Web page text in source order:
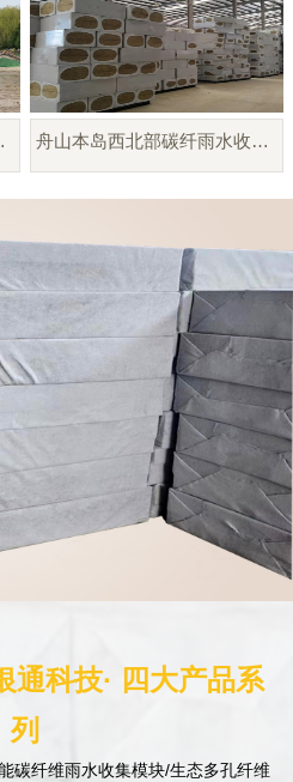
集模块 舟山本岛西北部碳纤雨水收集模块厂家
通科技· 四大产品系
列
碳纤维雨水收集模块/生态多孔纤维